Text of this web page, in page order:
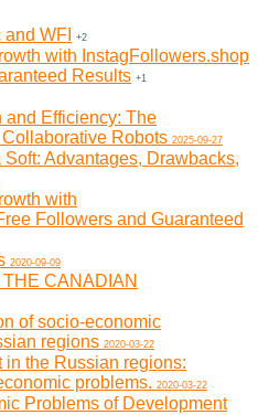
WFI
+2
with InstagFollowers.shop
Results +1
and Efficiency: The
Robots 2025-09-27
Advantages, Drawbacks,
with
Followers and Guaranteed
2020-09-09
CANADIAN
of socio-economic
regions 2020-03-22
in the Russian regions:
problems. 2020-03-22
Problems of Development